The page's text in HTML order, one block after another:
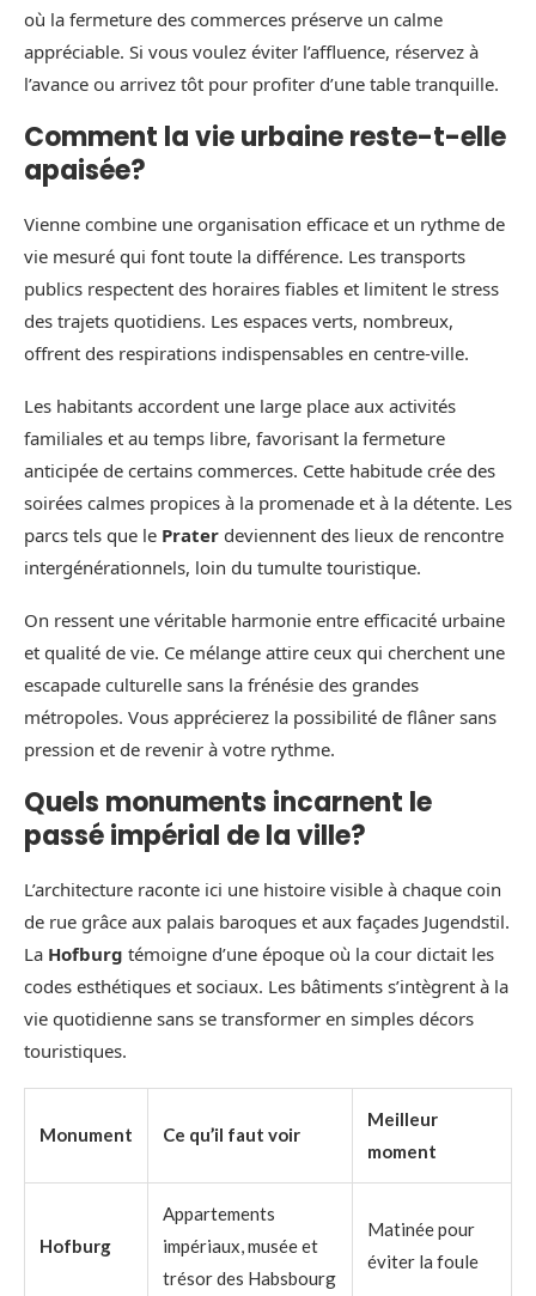
où la fermeture des commerces préserve un calme
appréciable. Si vous voulez éviter l’affluence, réservez à
l’avance ou arrivez tôt pour profiter d’une table tranquille.
Comment la vie urbaine reste-t-elle
apaisée?
Vienne combine une organisation efficace et un rythme de
vie mesuré qui font toute la différence. Les transports
publics respectent des horaires fiables et limitent le stress
des trajets quotidiens. Les espaces verts, nombreux,
offrent des respirations indispensables en centre-ville.
Les habitants accordent une large place aux activités
familiales et au temps libre, favorisant la fermeture
anticipée de certains commerces. Cette habitude crée des
soirées calmes propices à la promenade et à la détente. Les
parcs tels que le Prater deviennent des lieux de rencontre
intergénérationnels, loin du tumulte touristique.
On ressent une véritable harmonie entre efficacité urbaine
et qualité de vie. Ce mélange attire ceux qui cherchent une
escapade culturelle sans la frénésie des grandes
métropoles. Vous apprécierez la possibilité de flâner sans
pression et de revenir à votre rythme.
Quels monuments incarnent le
passé impérial de la ville?
L’architecture raconte ici une histoire visible à chaque coin
de rue grâce aux palais baroques et aux façades Jugendstil.
La Hofburg témoigne d’une époque où la cour dictait les
codes esthétiques et sociaux. Les bâtiments s’intègrent à la
vie quotidienne sans se transformer en simples décors
touristiques.
Monument Ce qu’il faut voir
Meilleur
moment
Hofburg
Appartements
impériaux, musée et
trésor des Habsbourg
Matinée pour
éviter la foule